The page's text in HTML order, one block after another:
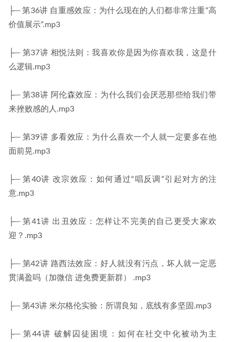
├─ 第36讲 自重感效应：为什么现在的人们都非常注重“高
价值展示”.mp3
├─ 第37讲 相悦法则：我喜欢你是因为你喜欢我，这是什
么逻辑.mp3
├─ 第38讲 阿伦森效应：为什么我们会厌恶那些给我们带
来挫败感的人.mp3
├─ 第39讲 多看效应：为什么喜欢一个人就一定要多在他
面前晃.mp3
├─ 第40讲 改宗效应：如何通过“唱反调”引起对方的注
意.mp3
├─ 第41讲 出丑效应：怎样让不完美的自己更受大家欢
迎？.mp3
├─ 第42讲 路西法效应：好人就没有污点，坏人就一定恶
贯满盈吗（加微信 进免费更新群） .mp3
├─ 第43讲 米尔格伦实验：所谓良知，底线有多坚固.mp3
├─ 第44讲 破解囚徒困境：如何在社交中化被动为主